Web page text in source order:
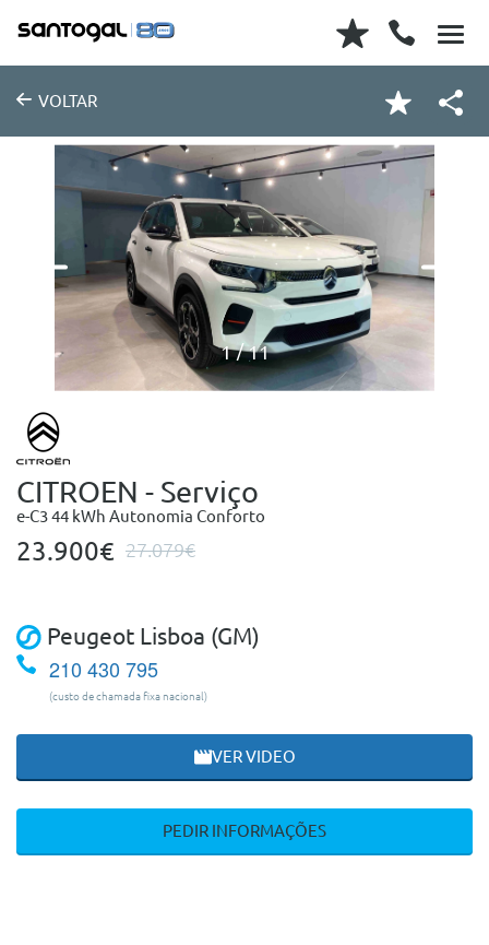
VOLTAR
1 11
CITROEN - Serviço
e-C3 44 kWh Autonomia Conforto
23.900€ 27.079€
Peugeot Lisboa (GM)
210 430 795
(custo de chamada fixa nacional)
VER VIDEO
PEDIR INFORMAÇÕES